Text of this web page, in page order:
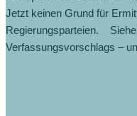
Jetzt keinen Grund für
Regierungsparteien. Siehe
Verfassungsvorschlags –